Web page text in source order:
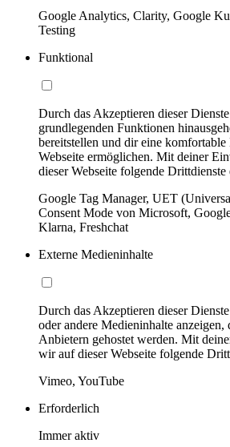
Google Analytics, Clarity, Google
Testing
Funktional
Durch das Akzeptieren dieser
grundlegenden Funktionen
bereitstellen und dir eine komfortable
Webseite ermöglichen. Mit deiner
dieser Webseite folgende Drittdienste
Google Tag Manager, UET
Consent Mode von Microsoft,
Klarna, Freshchat
Externe Medieninhalte
Durch das Akzeptieren dieser
oder andere Medieninhalte anzeigen,
Anbietern gehostet werden. Mit
wir auf dieser Webseite folgende
Vimeo, YouTube
Erforderlich
Immer aktiv